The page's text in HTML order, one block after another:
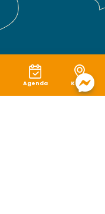
Agenda Karte